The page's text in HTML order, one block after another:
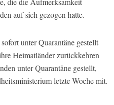
auf sich gezogen hatte.
unter Quarantäne gestellt
Heimatländer zurückkehren
unter Quarantäne gestellt,
letzte Woche mit.